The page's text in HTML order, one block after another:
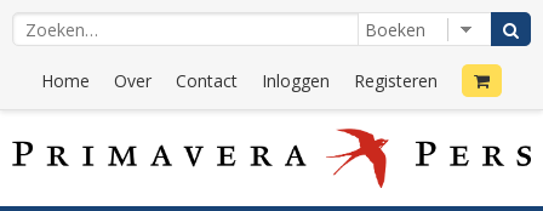
Home Over Contact Inloggen Registeren